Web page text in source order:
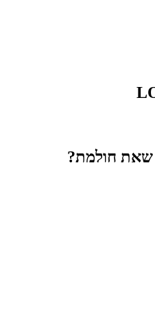
שאת חולמת?